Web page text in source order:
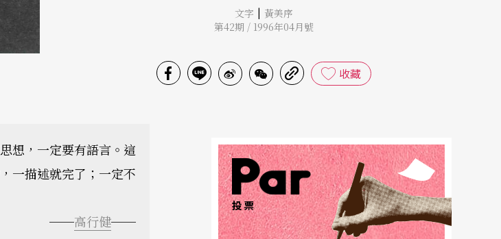
文字 | 黃美序
第42期 / 1996年04月號
收藏
想，一定要有語言。這
一描述就完了；一定不
──高行健──
投票